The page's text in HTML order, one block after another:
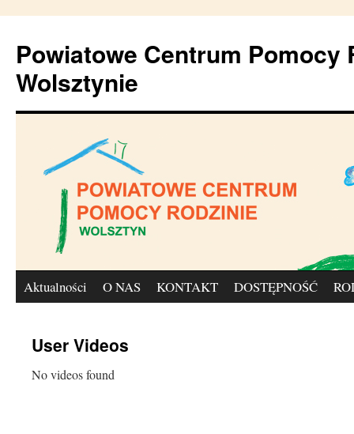
treści
Powiatowe Centrum Pomocy
Wolsztynie
Aktualności O NAS KONTAKT DOSTĘPNOŚĆ
User Videos
No videos found